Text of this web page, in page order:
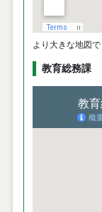
より大きな地図で
教育総務課